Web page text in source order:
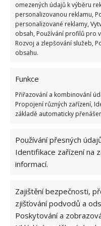
omezených údajů k výběru
personalizovanou reklamu,
personalizované reklamy,
obsah, Používání profilů pro
Rozvoj a zlepšování služeb,
obsahu.
Funkce
Přiřazování a kombinování
Propojení různých zařízení,
základě automaticky
Používání přesných
Identifikace zařízení na
informací.
Zajištění bezpečnosti,
zjišťování podvodů a
Poskytování a
dokonalé, skromné a
tomto místě si mohou
a ve volné přírodě si
Zdroj:Virali